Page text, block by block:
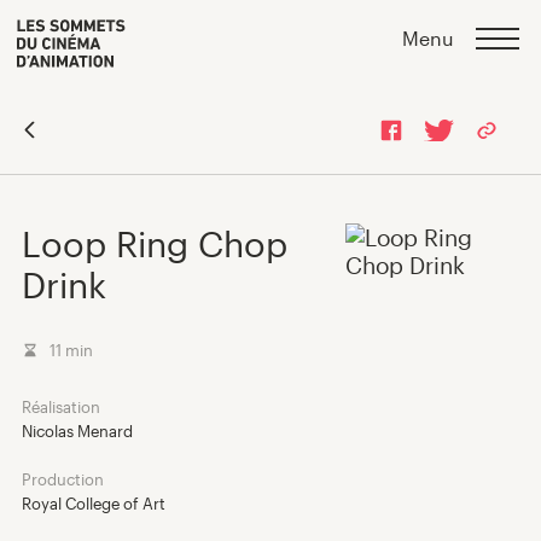
Skip
to
content
Skip
to
navigation
Répertoire des films
Expériences VR
Menu
Loop Ring Chop
Drink
11 min
Réalisation
Nicolas Menard
Production
Royal College of Art